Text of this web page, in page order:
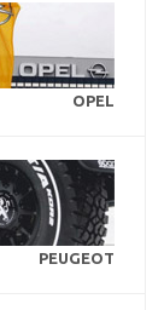
OPEL
PEUGEOT